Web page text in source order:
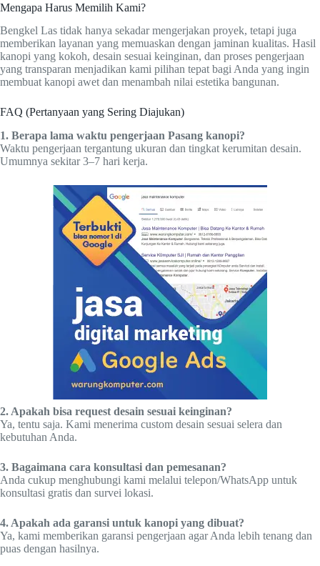
Mengapa Harus Memilih Kami?
Bengkel Las tidak hanya sekadar mengerjakan proyek, tetapi juga
memberikan layanan yang memuaskan dengan jaminan kualitas. Hasil
kanopi yang kokoh, desain sesuai keinginan, dan proses pengerjaan
yang transparan menjadikan kami pilihan tepat bagi Anda yang ingin
membuat kanopi awet dan menambah nilai estetika bangunan.
FAQ (Pertanyaan yang Sering Diajukan)
1. Berapa lama waktu pengerjaan Pasang kanopi?
Waktu pengerjaan tergantung ukuran dan tingkat kerumitan desain.
Umumnya sekitar 3–7 hari kerja.
2. Apakah bisa request desain sesuai keinginan?
Ya, tentu saja. Kami menerima custom desain sesuai selera dan
kebutuhan Anda.
3. Bagaimana cara konsultasi dan pemesanan?
Anda cukup menghubungi kami melalui telepon/WhatsApp untuk
konsultasi gratis dan survei lokasi.
4. Apakah ada garansi untuk kanopi yang dibuat?
Ya, kami memberikan garansi pengerjaan agar Anda lebih tenang dan
puas dengan hasilnya.